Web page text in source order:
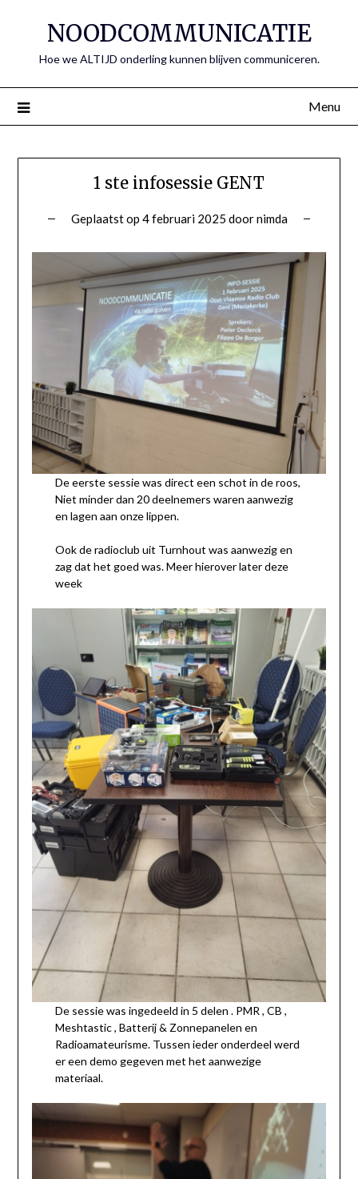
NOODCOMMUNICATIE
Hoe we ALTIJD onderling kunnen blijven communiceren.
Menu
1 ste infosessie GENT
Geplaatst op 4 februari 2025 doornimda
De eerste sessie was direct een schot in de roos,
Niet minder dan 20 deelnemers waren aanwezig
en lagen aan onze lippen.
Ook de radioclub uit Turnhout was aanwezig en
zag dat het goed was. Meer hierover later deze
week
De sessie was ingedeeld in 5 delen . PMR , CB ,
Meshtastic , Batterij & Zonnepanelen en
Radioamateurisme. Tussen ieder onderdeel werd
er een demo gegeven met het aanwezige
materiaal.